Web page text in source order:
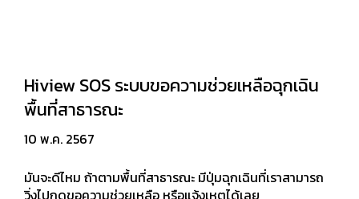
Hiview SOS ระบบขอความช่วยเหลือฉุกเฉิน
พื้นที่สาธารณะ
10 พ.ค. 2567
มันจะดีไหม ถ้าตามพื้นที่สาธารณะ มีปุ่มฉุกเฉินที่เราสามารถ
วิ่งไปกดขอความช่วยเหลือ หรือแจ้งเหตุได้เลย